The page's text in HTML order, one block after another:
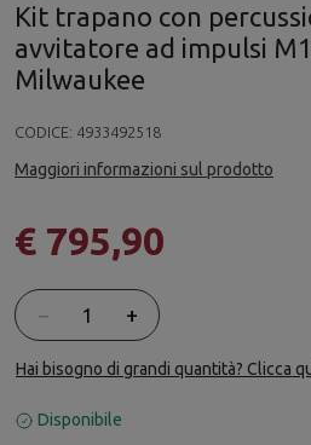
Kit trapano con
avvitatore ad impulsi
Milwaukee
CODICE: 4933492518
Maggiori informazioni sul prodotto
€ 795,90
Quantità
− +
Hai bisogno di grandi quantità? Clicca
Disponibile